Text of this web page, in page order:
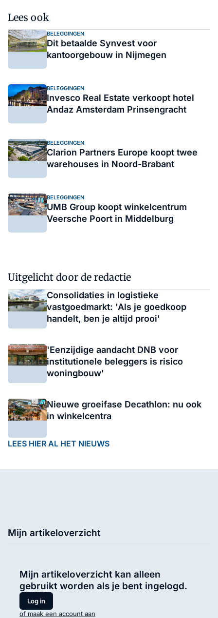
Lees ook
BELEGGINGEN
Dit betaalde Synvest voor
kantoorgebouw in Nijmegen
BELEGGINGEN
Invesco Real Estate verkoopt hotel
Andaz Amsterdam Prinsengracht
BELEGGINGEN
Clarion Partners Europe koopt twee
warehouses in Noord-Brabant
BELEGGINGEN
UMB Group koopt winkelcentrum
Veersche Poort in Middelburg
Uitgelicht door de redactie
Consolidaties in logistieke
vastgoedmarkt: 'Als je goedkoop
handelt, ben je altijd prooi'
'Eenzijdige aandacht DNB voor
institutionele beleggers is risico
woningbouw'
Nieuwe groeifase Decathlon: nu ook
in winkelcentra
LEES HIER AL HET NIEUWS
Mijn artikeloverzicht
Mijn artikeloverzicht kan alleen
gebruikt worden als je bent ingelogd.
Log in
of maak een account aan